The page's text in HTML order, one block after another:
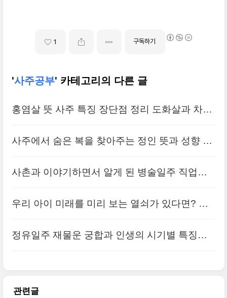
1 구독하기
'사주공부' 카테고리의 다른 글
홍염살 뜻 사주 특징 장단점 정리 도화살과 차이
사주에서 숨은 복을 찾아주는 정인 뜻과 성향 문
사촌과 이야기하면서 알게 된 병술일주 직업과
우리 아이 미래를 미리 보는 열쇠가 있다면? 천
정유일주 재물운 궁합과 인생의 시기별 특징과
관련글